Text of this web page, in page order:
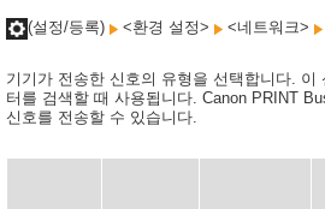
(설정/등록) <환경 설정> <네트워크>
기기가 전송한 신호의 유형을 선택합니다. 이
터를 검색할 때 사용됩니다. Canon PRINT
신호를 전송할 수 있습니다.